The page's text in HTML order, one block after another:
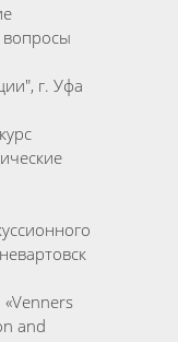
г. Уфа
and